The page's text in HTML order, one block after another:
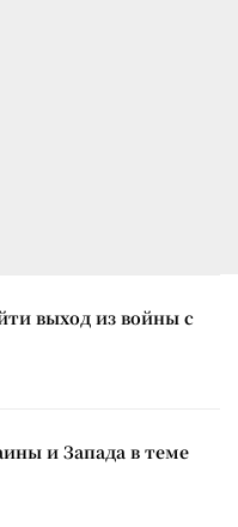
выход из войны с
и Запада в теме